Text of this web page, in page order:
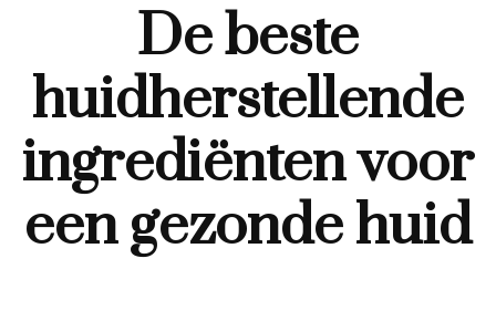
De beste
huidherstellende
ingrediënten voor
een gezonde huid